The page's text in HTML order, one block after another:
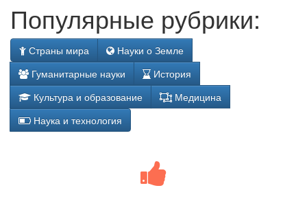
Популярные рубрики:
Страны мира
Науки о Земле
Гуманитарные науки
История
Культура и образование
Медицина
Наука и технология